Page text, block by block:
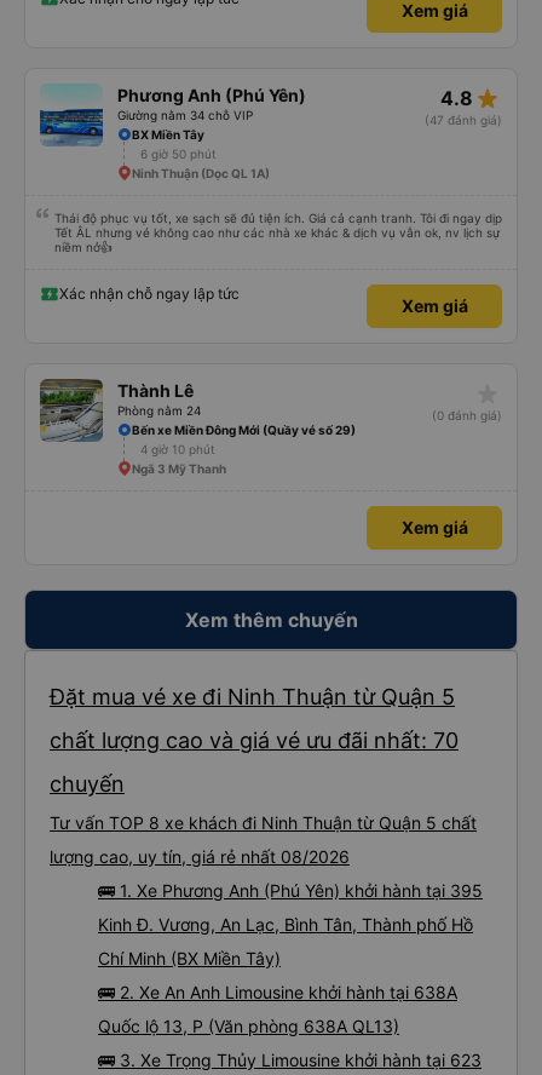
Xem giá
Phương Anh (Phú Yên)
Giường nằm 34 chỗ VIP
4.8 star_rate
(47 đánh giá)
BX Miền Tây
6 giờ 50 phút
Ninh Thuận (Dọc QL 1A)
Thái độ phục vụ tốt, xe sạch sẽ đủ tiện ích. Giá cả cạnh tranh. Tôi đi ngay dịp
Tết ÂL nhưng vé không cao như các nhà xe khác & dịch vụ vẫn ok, nv lịch sự
niềm nở👍
Xác nhận chỗ ngay lập tức
Xem giá
Thành Lê
Phòng nằm 24
(0 đánh giá)
Bến xe Miền Đông Mới (Quầy vé số 29)
4 giờ 10 phút
Ngã 3 Mỹ Thanh
Xem giá
Xem thêm chuyến
Đặt mua vé xe đi Ninh Thuận từ Quận 5
chất lượng cao và giá vé ưu đãi nhất: 70
chuyến
Tư vấn TOP 8 xe khách đi Ninh Thuận từ Quận 5 chất
lượng cao, uy tín, giá rẻ nhất 08/2026
🚌 1. Xe Phương Anh (Phú Yên) khởi hành tại 395
Kinh Đ. Vương, An Lạc, Bình Tân, Thành phố Hồ
Chí Minh (BX Miền Tây)
🚌 2. Xe An Anh Limousine khởi hành tại 638A
Quốc lộ 13, P (Văn phòng 638A QL13)
🚌 3. Xe Trọng Thủy Limousine khởi hành tại 623